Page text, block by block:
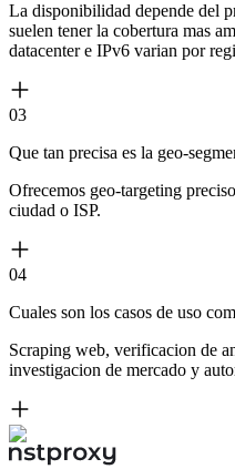
La disponibilidad depende del
suelen tener la cobertura mas
datacenter e IPv6 varian por
03
Que tan precisa es la geo-
Ofrecemos geo-targeting
ciudad o ISP.
04
Cuales son los casos de uso
Scraping web, verificacion de
investigacion de mercado y